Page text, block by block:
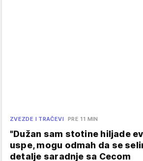
ZVEZDE I TRAČEVI PRE 11 MIN
"Dužan sam stotine hiljade
uspe, mogu odmah da se
detalje saradnje sa Cecom